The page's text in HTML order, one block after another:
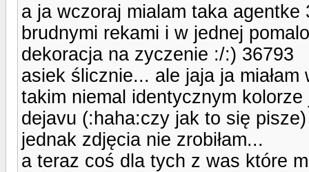
a ja wczoraj mialam taka
brudnymi rekami i w jednej
dekoracja na zyczenie :/:) 36793
asiek ślicznie... ale jaja ja
takim niemal identycznym kolorze
dejavu (:haha:czy jak to się pisze)
jednak zdjęcia nie zrobiłam...
a teraz coś dla tych z was które